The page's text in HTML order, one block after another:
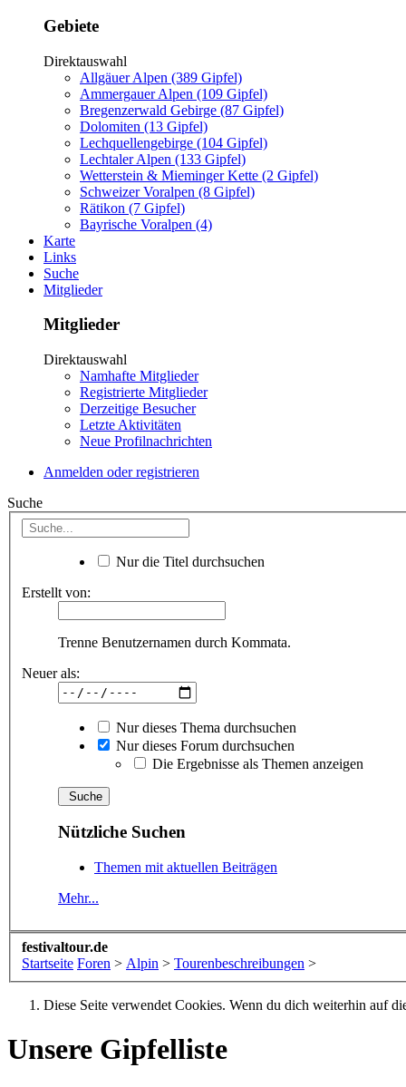
Gebiete
Direktauswahl
Allgäuer Alpen (389 Gipfel)
Ammergauer Alpen (109 Gipfel)
Bregenzerwald Gebirge (87 Gipfel)
Dolomiten (13 Gipfel)
Lechquellengebirge (104 Gipfel)
Lechtaler Alpen (133 Gipfel)
Wetterstein & Mieminger Kette (2 Gipfel)
Schweizer Voralpen (8 Gipfel)
Rätikon (7 Gipfel)
Bayrische Voralpen (4)
Karte
Links
Suche
Mitglieder
Mitglieder
Direktauswahl
Namhafte Mitglieder
Registrierte Mitglieder
Derzeitige Besucher
Letzte Aktivitäten
Neue Profilnachrichten
Anmelden oder registrieren
Suche
Nur die Titel durchsuchen
Erstellt von:
Trenne Benutzernamen durch Kommata.
Neuer als:
Nur dieses Thema durchsuchen
Nur dieses Forum durchsuchen
Die Ergebnisse als Themen anzeigen
Nützliche Suchen
Themen mit aktuellen Beiträgen
Mehr...
festivaltour.de
Startseite Foren > Alpin > Tourenbeschreibungen >
Diese Seite verwendet Cookies. Wenn du dich weiterhin auf
Unsere Gipfelliste